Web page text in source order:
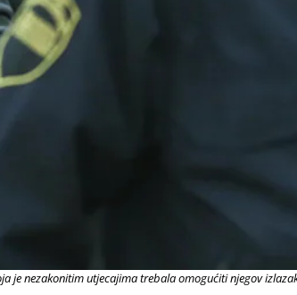
je nezakonitim utjecajima trebala omogućiti njegov